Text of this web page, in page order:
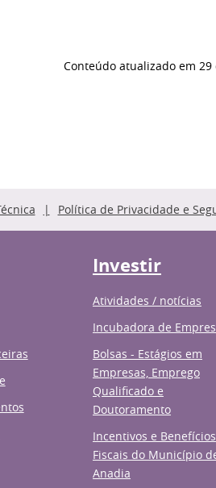
Conteúdo atualizado em 29
Política de Privacidade e
Investir
Atividades / notícias
Incubadora de
Bolsas - Estágios em
Empresas, Emprego
Qualificado e
Doutoramento
Incentivos e Benefícios
Fiscais do Município
Anadia